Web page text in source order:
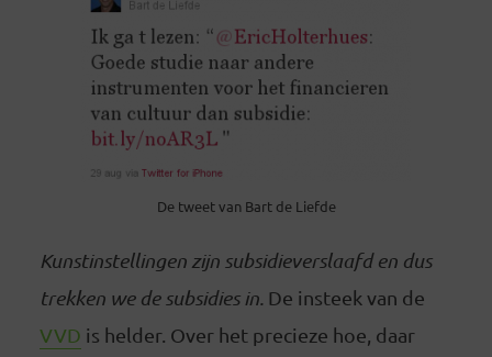
De tweet van Bart de Liefde
Kunstinstellingen zijn subsidieverslaafd en dus
trekken we de subsidies in. De insteek van de
VVD is helder. Over het precieze hoe, daar